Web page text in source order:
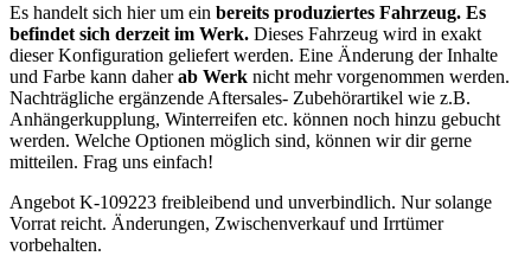
Es handelt sich hier um ein bereits produziertes Fahrzeug. Es
befindet sich derzeit im Werk. Dieses Fahrzeug wird in exakt
dieser Konfiguration geliefert werden. Eine Änderung der Inhalte
und Farbe kann daherab Werk nicht mehr vorgenommen werden.
Nachträgliche ergänzende Aftersales‐ Zubehörartikel wie z.B.
Anhängerkupplung, Winterreifen etc. können noch hinzu gebucht
werden. Welche Optionen möglich sind, können wir dir gerne
mitteilen. Frag uns einfach!
Angebot K-109223 freibleibend und unverbindlich. Nur solange
Vorrat reicht. Änderungen, Zwischenverkauf und Irrtümer
vorbehalten.